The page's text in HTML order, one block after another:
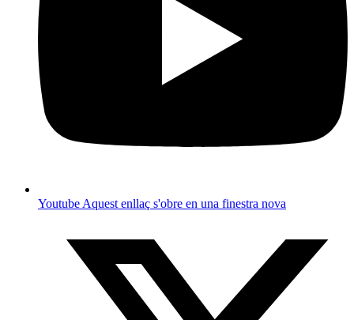
YoutubeAquest enllaç s'obre en una finestra nova